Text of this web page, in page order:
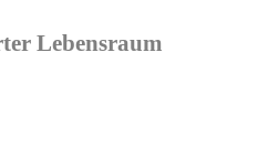
Lebensraum